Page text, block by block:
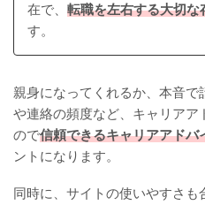
在で、 転職を左右する大切
す。
親身になってくれるか、本音
や連絡の頻度など、キャリアア
ので信頼できるキャリアアドバ
ントになります。
同時に、サイトの使いやすさも